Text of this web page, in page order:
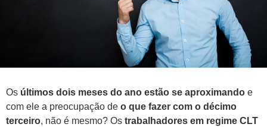
Os últimos dois meses do ano estão se aproximando e
com ele a preocupação de o que fazer com o décimo
terceiro, não é mesmo? Os trabalhadores em regime CLT